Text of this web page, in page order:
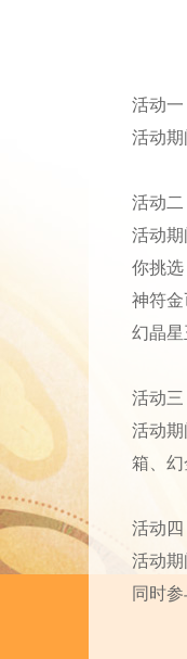
活动
活动期
活动
活动
你挑选
神符
幻晶
活动
活动
箱、
活动
活动
同时